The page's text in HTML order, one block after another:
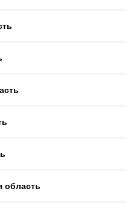
область